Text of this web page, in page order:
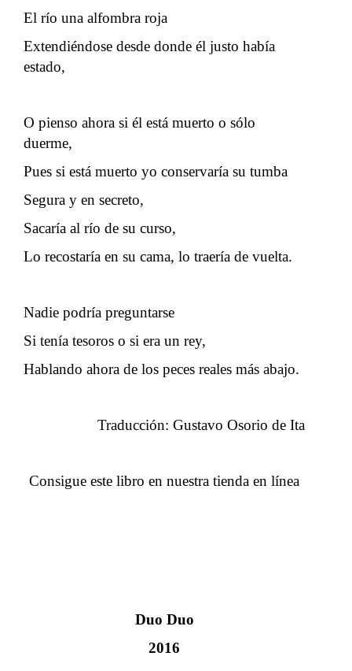
El río una alfombra roja
Extendiéndose desde donde él justo había
estado,
O pienso ahora si él está muerto o sólo
duerme,
Pues si está muerto yo conservaría su tumba
Segura y en secreto,
Sacaría al río de su curso,
Lo recostaría en su cama, lo traería de vuelta.
Nadie podría preguntarse
Si tenía tesoros o si era un rey,
Hablando ahora de los peces reales más abajo.
Traducción: Gustavo Osorio de Ita
Consigue este libro en nuestra tienda en línea
Duo Duo
2016